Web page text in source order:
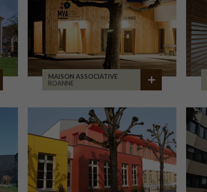
MAISON ASSOCIATIVE
ROANNE